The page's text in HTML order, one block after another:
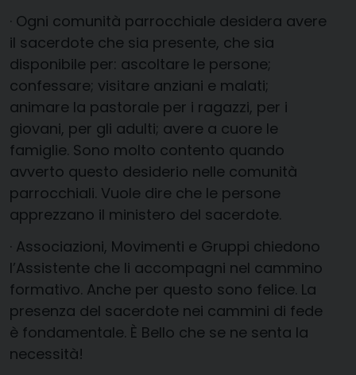
· Ogni comunità parrocchiale desidera avere
il sacerdote che sia presente, che sia
disponibile per: ascoltare le persone;
confessare; visitare anziani e malati;
animare la pastorale per i ragazzi, per i
giovani, per gli adulti; avere a cuore le
famiglie. Sono molto contento quando
avverto questo desiderio nelle comunità
parrocchiali. Vuole dire che le persone
apprezzano il ministero del sacerdote.
· Associazioni, Movimenti e Gruppi chiedono
l’Assistente che li accompagni nel cammino
formativo. Anche per questo sono felice. La
presenza del sacerdote nei cammini di fede
è fondamentale. È Bello che se ne senta la
necessità!